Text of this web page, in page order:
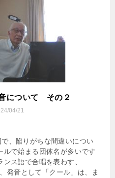
について その２
04/21
、陥りがちな間違いについ
ルで始まる団体名が多いです
ス語で合唱を表わす、
発音として「クール」は、ま